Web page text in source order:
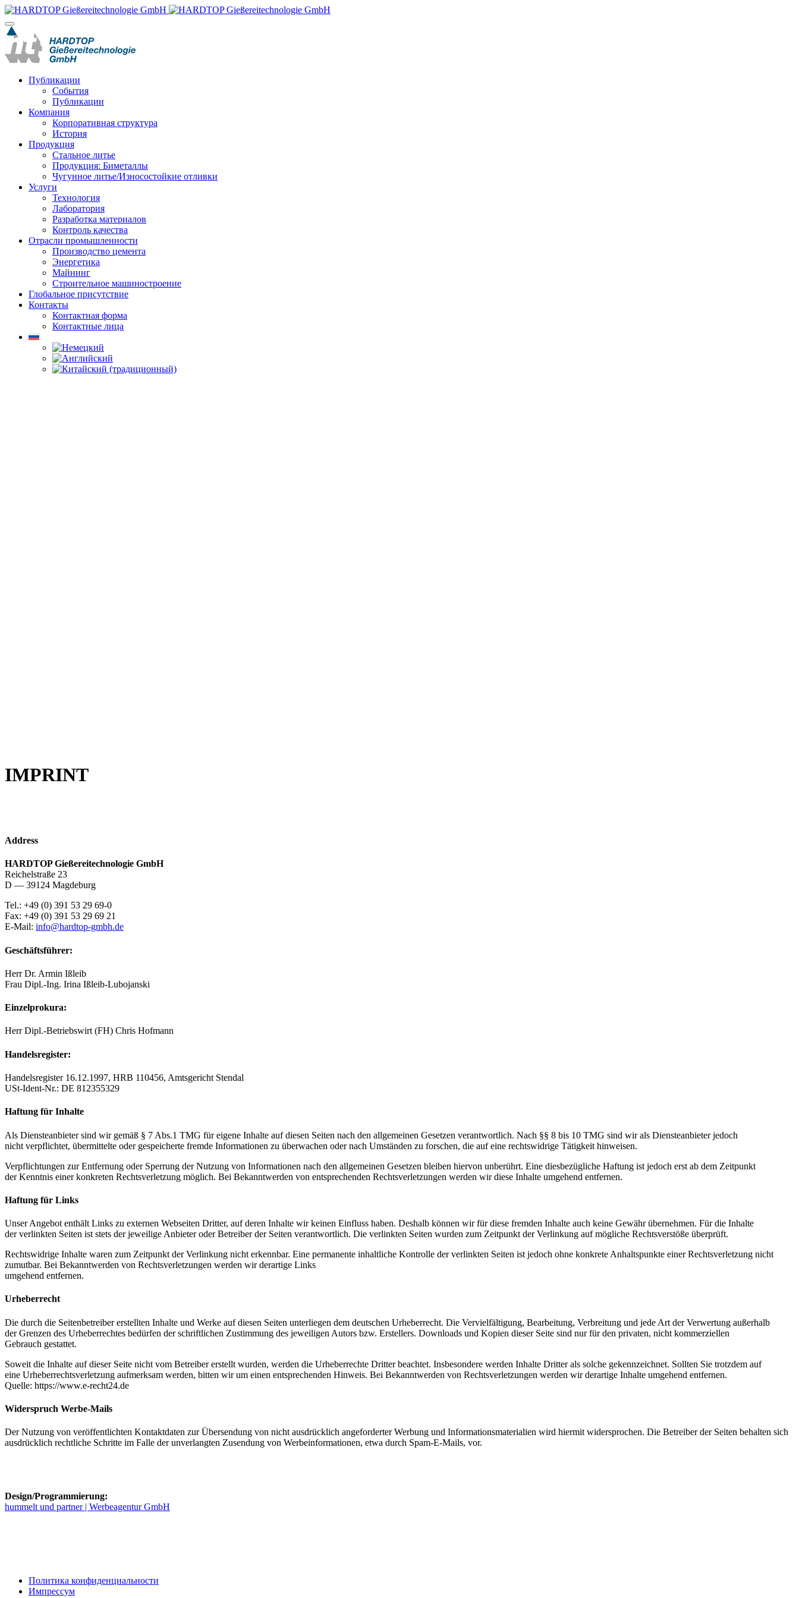
Публикации
События
Публикации
Компания
Корпоративная структура
История
Продукция
Стальное литье
Продукция: Биметаллы
Чугунное литье/Износостойкие отливки
Услуги
Технология
Лаборатория
Разработка материалов
Контроль качества
Отрасли промышленности
Производство цемента
Энергетика
Майнинг
Строительное машиностроение
Глобальное присутствие
Контакты
Контактная форма
Контактные лица
IMPRINT
Address
HARDTOP Gießereitechnologie GmbH
Reichelstraße 23
D — 39124 Magdeburg
Tel.: +49 (0) 391 53 29 69-0
Fax: +49 (0) 391 53 29 69 21
E-Mail: info@hardtop-gmbh.de
Geschäftsführer:
Herr Dr. Armin Ißleib
Frau Dipl.-Ing. Irina Ißleib-Lubojanski
Einzelprokura:
Herr Dipl.-Betriebswirt (FH) Chris Hofmann
Handelsregister:
Handelsregister 16.12.1997, HRB 110456, Amtsgericht Stendal
USt-Ident-Nr.: DE 812355329
Haftung für Inhalte
Als Diensteanbieter sind wir gemäß § 7 Abs.1 TMG für eigene Inhalte auf diesen Seiten nach den allgemeinen Gesetzen verantwortlich. Nach §§ 8 bis 10 TMG sind wir als Diensteanbieter jedoch
nicht verpflichtet, übermittelte oder gespeicherte fremde Informationen zu überwachen oder nach Umständen zu forschen, die auf eine rechtswidrige Tätigkeit hinweisen.
Verpflichtungen zur Entfernung oder Sperrung der Nutzung von Informationen nach den allgemeinen Gesetzen bleiben hiervon unberührt. Eine diesbezügliche Haftung ist jedoch erst ab dem Zeitpunkt
der Kenntnis einer konkreten Rechtsverletzung möglich. Bei Bekanntwerden von entsprechenden Rechtsverletzungen werden wir diese Inhalte umgehend entfernen.
Haftung für Links
Unser Angebot enthält Links zu externen Webseiten Dritter, auf deren Inhalte wir keinen Einfluss haben. Deshalb können wir für diese fremden Inhalte auch keine Gewähr übernehmen. Für die Inhalte
der verlinkten Seiten ist stets der jeweilige Anbieter oder Betreiber der Seiten verantwortlich. Die verlinkten Seiten wurden zum Zeitpunkt der Verlinkung auf mögliche Rechtsverstöße überprüft.
Rechtswidrige Inhalte waren zum Zeitpunkt der Verlinkung nicht erkennbar. Eine permanente inhaltliche Kontrolle der verlinkten Seiten ist jedoch ohne konkrete Anhaltspunkte einer Rechtsverletzung nicht
zumutbar. Bei Bekanntwerden von Rechtsverletzungen werden wir derartige Links
umgehend entfernen.
Urheberrecht
Die durch die Seitenbetreiber erstellten Inhalte und Werke auf diesen Seiten unterliegen dem deutschen Urheberrecht. Die Vervielfältigung, Bearbeitung, Verbreitung und jede Art der Verwertung außerhalb
der Grenzen des Urheberrechtes bedürfen der schriftlichen Zustimmung des jeweiligen Autors bzw. Erstellers. Downloads und Kopien dieser Seite sind nur für den privaten, nicht kommerziellen
Gebrauch gestattet.
Soweit die Inhalte auf dieser Seite nicht vom Betreiber erstellt wurden, werden die Urheberrechte Dritter beachtet. Insbesondere werden Inhalte Dritter als solche gekennzeichnet. Sollten Sie trotzdem auf
eine Urheberrechtsverletzung aufmerksam werden, bitten wir um einen entsprechenden Hinweis. Bei Bekanntwerden von Rechtsverletzungen werden wir derartige Inhalte umgehend entfernen.
Quelle: https://www.e-recht24.de
Widerspruch Werbe-Mails
Der Nutzung von veröffentlichten Kontaktdaten zur Übersendung von nicht ausdrücklich angeforderter Werbung und Informationsmaterialien wird hiermit widersprochen. Die Betreiber der Seiten behalten sich
ausdrücklich rechtliche Schritte im Falle der unverlangten Zusendung von Werbeinformationen, etwa durch Spam-E-Mails, vor.
Design/Programmierung:
hummelt und partner | Werbeagentur GmbH
Политика конфиденциальности
Импрессум